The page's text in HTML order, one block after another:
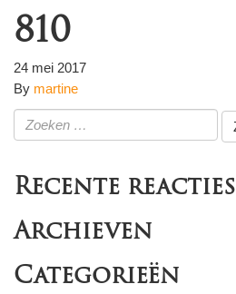
810
24 mei 2017
By martine
Zoeken
naar:
Recente reacties
Archieven
Categorieën